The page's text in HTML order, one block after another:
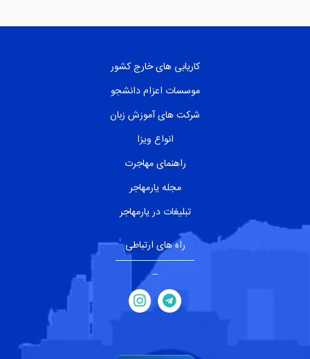
کاریابی های خارج کشور
موسسات اعزام دانشجو
شرکت های آموزش زبان
انواع ویزا
راهنمای مهاجرت
مجله یارمهاجر
تبلیغات در یارمهاجر
راه های ارتباطی
--